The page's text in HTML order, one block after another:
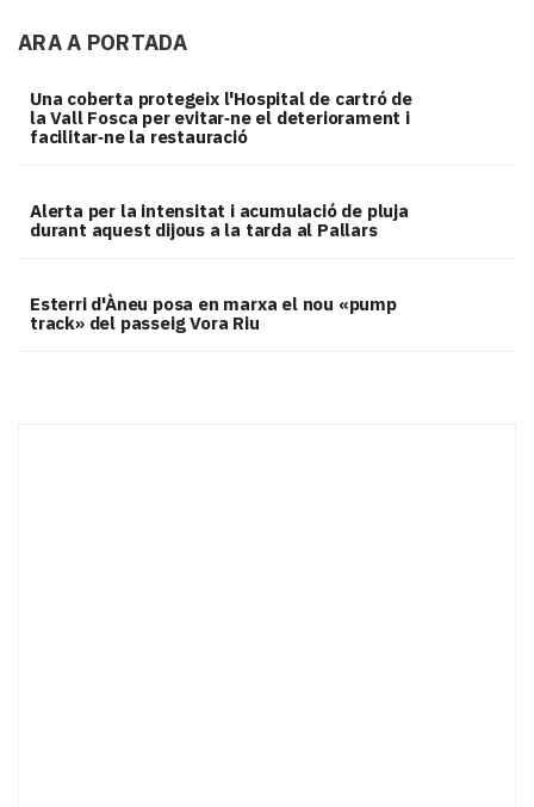
ARA A PORTADA
Una coberta protegeix l'Hospital de cartró de
la Vall Fosca per evitar‑ne el deteriorament i
facilitar‑ne la restauració
Alerta per la intensitat i acumulació de pluja
durant aquest dijous a la tarda al Pallars
Esterri d'Àneu posa en marxa el nou «pump
track» del passeig Vora Riu